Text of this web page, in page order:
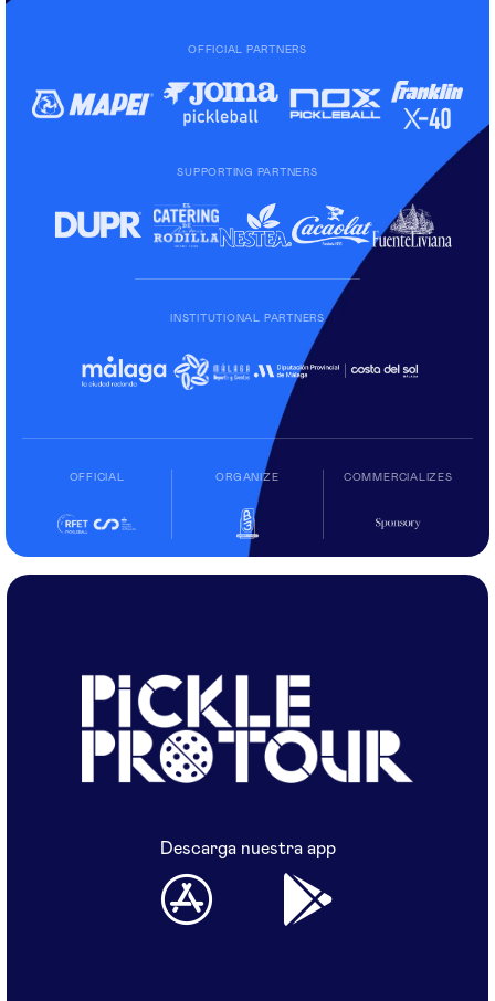
OFFICIAL PARTNERS
SUPPORTING PARTNERS
INSTITUTIONAL PARTNERS
OFFICIAL ORGANIZE COMMERCIALIZES
Descarga nuestra app